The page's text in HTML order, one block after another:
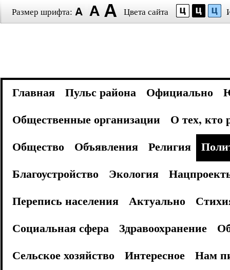
Размер шрифта: Цвета сайта
Главная Пульс района Официально
Общественные организации
О тех, кто
Общество
Объявления Религия
Благоустройство
Экология
Перепись населения
Актуально
Социальная сфера
Здравоохранение
Сельское хозяйство
Интересное
Нам